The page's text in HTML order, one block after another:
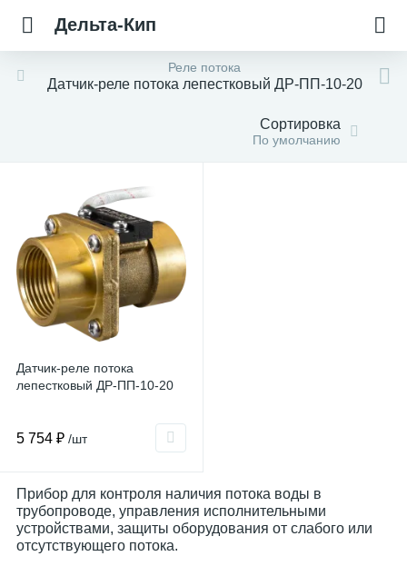
Дельта-Кип
Реле потока
Датчик-реле потока лепестковый ДР-ПП-10-20
Сортировка
По умолчанию
Датчик-реле потока
лепестковый ДР-ПП-10-20
5 754 ₽ /шт
Прибор для контроля наличия потока воды в
трубопроводе, управления исполнительными
устройствами, защиты оборудования от слабого или
отсутствующего потока.